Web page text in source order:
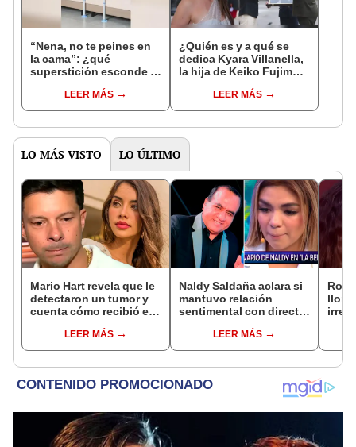
“Nena, no te peines en
la cama”: ¿qué
superstición esconde la
Enanitos Verdes?
LEER MÁS
¿Quién es y a qué se
dedica Kyara Villanella,
la hija de Keiko Fujimori
nivel nacional?
LEER MÁS
LO MÁS VISTO LO ÚLTIMO
Mario Hart revela que le
detectaron un tumor y
cuenta cómo recibió el
muy fuertes..."
LEER MÁS
Naldy Saldaña aclara si
mantuvo relación
sentimental con director
denunciarlo por
tocamientos: “Me
LEER MÁS
llora
paz,